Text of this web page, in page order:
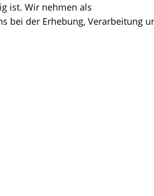
ist. Wir nehmen als
bei der Erhebung, Verarbeitung